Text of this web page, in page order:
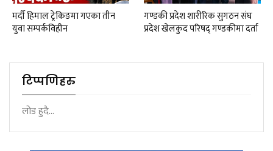
मर्दी हिमाल ट्रेकिङमा गएका तीन
युवा सम्पर्कविहीन
गण्डकी प्रदेश शारीरिक सुगठन संघ
प्रदेश खेलकुद परिषद् गण्डकीमा दर्ता
टिप्पणिहरु
लोड हुदै...